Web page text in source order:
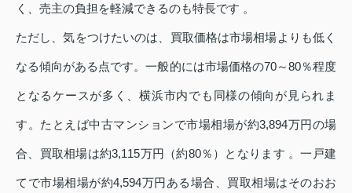
く、売主の負担を軽減できるのも特長です 。
ただし、気をつけたいのは、買取価格は市場相場よりも低く
なる傾向がある点です。一般的には市場価格の70～80％程度
となるケースが多く、横浜市内でも同様の傾向が見られま
す。たとえば中古マンションで市場相場が約3,894万円の場
合、買取相場は約3,115万円（約80％）となります 。一戸建
てで市場相場が約4,594万円ある場合、買取相場はそのおお